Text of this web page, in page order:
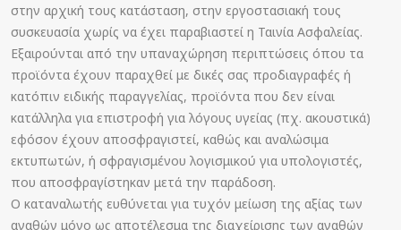
στην αρχική τους κατάσταση, στην εργοστασιακή τους
συσκευασία χωρίς να έχει παραβιαστεί η Ταινία Ασφαλείας.
Εξαιρούνται από την υπαναχώρηση περιπτώσεις όπου τα
προϊόντα έχουν παραχθεί με δικές σας προδιαγραφές ή
κατόπιν ειδικής παραγγελίας, προϊόντα που δεν είναι
κατάλληλα για επιστροφή για λόγους υγείας (πχ. ακουστικά)
εφόσον έχουν αποσφραγιστεί, καθώς και αναλώσιμα
εκτυπωτών, ή σφραγισμένου λογισμικού για υπολογιστές,
που αποσφραγίστηκαν μετά την παράδοση.
Ο καταναλωτής ευθύνεται για τυχόν μείωση της αξίας των
αγαθών μόνο ως αποτέλεσμα της διαχείρισης των αγαθών